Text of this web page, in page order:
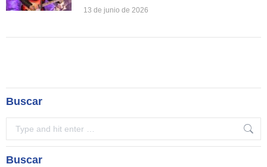
13 de junio de 2026
Buscar
Buscar